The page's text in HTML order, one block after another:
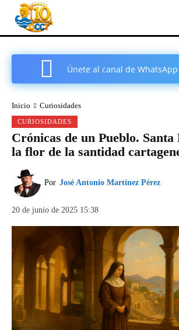
Únete al canal de WhatsApp
Inicio Curiosidades
CURIOSIDADES
Crónicas de un Pueblo.
la flor de la santidad
Por José Antonio Martínez Pérez
20 de junio de 2025 15:38